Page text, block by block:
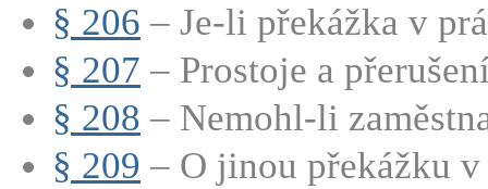
§ 206 – Je-li překážka v
§ 207 – Prostoje a
§ 208 – Nemohl-li
§ 209 – O jinou překážku